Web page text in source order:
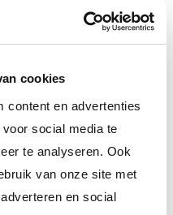
cookies
content en advertenties
social media te
te analyseren. Ook
van onze site met
en social
600 800 1,000